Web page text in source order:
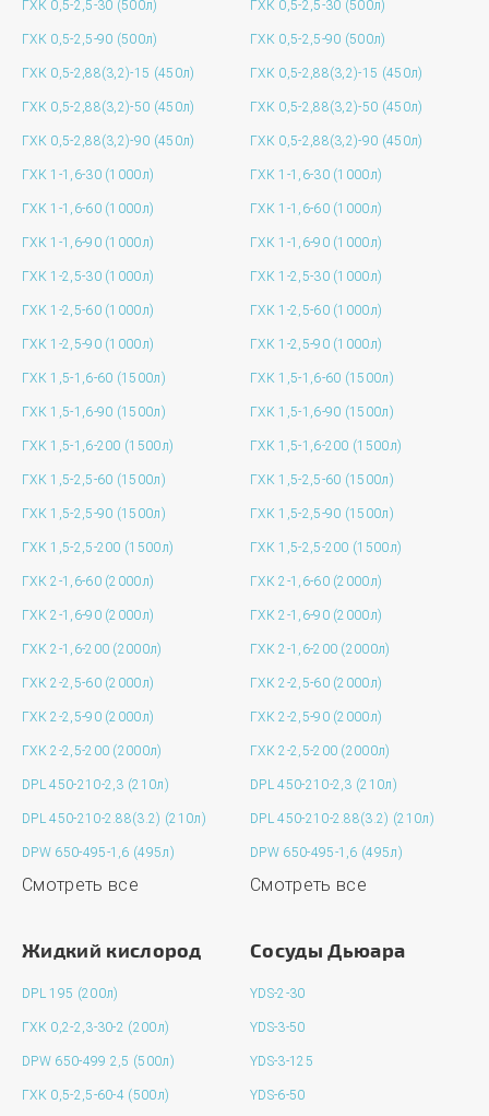
ГХК 0,5-2,5-30 (500л)
ГХК 0,5-2,5-90 (500л)
ГХК 0,5-2,88(3,2)-15 (450л)
ГХК 0,5-2,88(3,2)-50 (450л)
ГХК 0,5-2,88(3,2)-90 (450л)
ГХК 1-1,6-30 (1000л)
ГХК 1-1,6-60 (1000л)
ГХК 1-1,6-90 (1000л)
ГХК 1-2,5-30 (1000л)
ГХК 1-2,5-60 (1000л)
ГХК 1-2,5-90 (1000л)
ГХК 1,5-1,6-60 (1500л)
ГХК 1,5-1,6-90 (1500л)
ГХК 1,5-1,6-200 (1500л)
ГХК 1,5-2,5-60 (1500л)
ГХК 1,5-2,5-90 (1500л)
ГХК 1,5-2,5-200 (1500л)
ГХК 2-1,6-60 (2000л)
ГХК 2-1,6-90 (2000л)
ГХК 2-1,6-200 (2000л)
ГХК 2-2,5-60 (2000л)
ГХК 2-2,5-90 (2000л)
ГХК 2-2,5-200 (2000л)
DPL 450-210-2,3 (210л)
DPL 450-210-2.88(3.2) (210л)
DPW 650-495-1,6 (495л)
Смотреть все
ГХК 0,5-2,5-30 (500л)
ГХК 0,5-2,5-90 (500л)
ГХК 0,5-2,88(3,2)-15 (450л)
ГХК 0,5-2,88(3,2)-50 (450л)
ГХК 0,5-2,88(3,2)-90 (450л)
ГХК 1-1,6-30 (1000л)
ГХК 1-1,6-60 (1000л)
ГХК 1-1,6-90 (1000л)
ГХК 1-2,5-30 (1000л)
ГХК 1-2,5-60 (1000л)
ГХК 1-2,5-90 (1000л)
ГХК 1,5-1,6-60 (1500л)
ГХК 1,5-1,6-90 (1500л)
ГХК 1,5-1,6-200 (1500л)
ГХК 1,5-2,5-60 (1500л)
ГХК 1,5-2,5-90 (1500л)
ГХК 1,5-2,5-200 (1500л)
ГХК 2-1,6-60 (2000л)
ГХК 2-1,6-90 (2000л)
ГХК 2-1,6-200 (2000л)
ГХК 2-2,5-60 (2000л)
ГХК 2-2,5-90 (2000л)
ГХК 2-2,5-200 (2000л)
DPL 450-210-2,3 (210л)
DPL 450-210-2.88(3.2) (210л)
DPW 650-495-1,6 (495л)
Смотреть все
Жидкий кислород
DPL 195 (200л)
ГХК 0,2-2,3-30-2 (200л)
DPW 650-499 2,5 (500л)
ГХК 0,5-2,5-60-4 (500л)
Сосуды Дьюара
YDS-2-30
YDS-3-50
YDS-3-125
YDS-6-50